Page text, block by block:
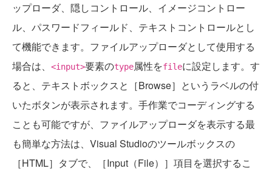
ップローダ、隠しコントロール、イメージコントロー
ル、パスワードフィールド、テキストコントロールとし
て機能できます。ファイルアップローダとして使用する
場合は、
<input>要素のtype属性をfileに設定します。す
ると、テキストボックスと［Browse］というラベルの付
いたボタンが表示されます。手作業でコーディングする
ことも可能ですが、ファイルアップローダを表示する最
も簡単な方法は、Visual Studioのツールボックスの
［HTML］タブで、［Input（File）］項目を選択するこ